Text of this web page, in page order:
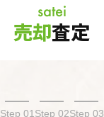
satei
売却査定
Step 01 Step 02Step 03